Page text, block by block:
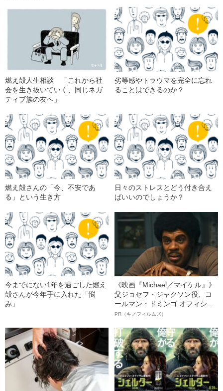
燃え殻人生相談 「これから社
会を生き抜いていく、同じネガ
ティブ族の友へ」
劣等感やトラウマを完全に忘れ
ることはできるのか？
燃え殻さんの「今、不安であ
る」という生き方
日々のストレスとどう付き合え
ばいいのでしょうか？
今までにない1年を過ごした燃え
殻さんが今年手に入れた「悩
み」
《映画『Michael／マイケル』》
父ジョセフ・ジャクソン役、コ
ールマン・ドミンゴ オフィシャ
ルインタビュー“観客を魅了した
語る”《日本興収70億円突破》
PR（キノフィルムズ）